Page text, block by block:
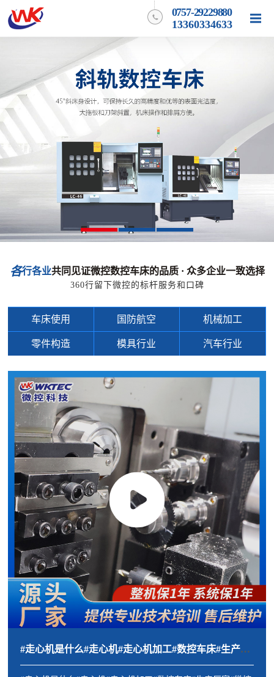
0757-29229880
13360334633
各行各业共同见证微控数控车床的品质 · 众多企业一致选择
360行留下微控的标杆服务和口碑
车床使用 国防航空 机械加工
零件构造 模具行业 汽车行业
#走心机是什么#走心机#走心机加工#数控车床#生产厂家#微控科技